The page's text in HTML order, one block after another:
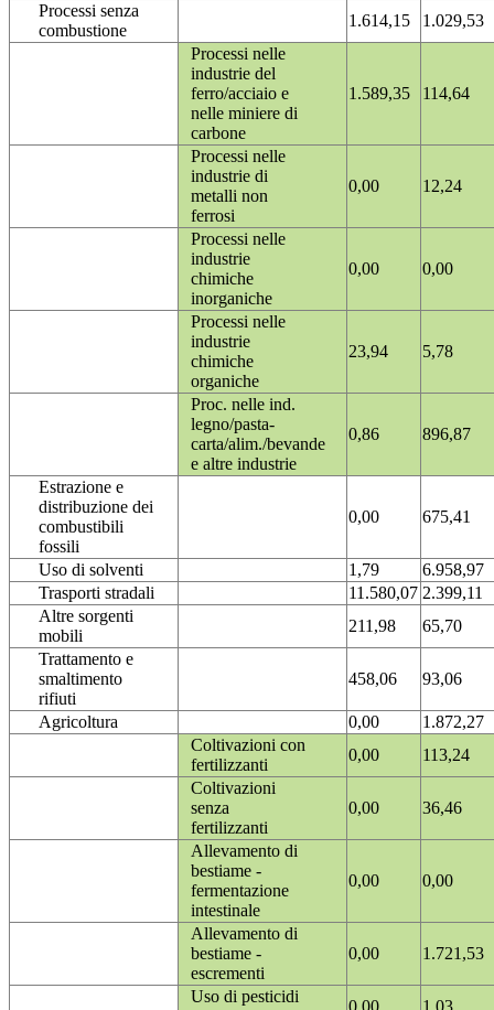
Processi senza
combustione
1.614,15
1.029,53
Processi nelle
industrie del
ferro/acciaio e
nelle miniere di
carbone
1.589,35 114,64
Processi nelle
industrie di
metalli non
ferrosi
0,00 12,24
Processi nelle
industrie
chimiche
inorganiche
0,00 0,00
Processi nelle
industrie
chimiche
organiche
23,94 5,78
Proc. nelle ind.
legno/pasta-
carta/alim./bevande
e altre industrie
0,86 896,87
Estrazione e
distribuzione dei
combustibili
fossili
0,00 675,41
Uso di solventi 1,79
6.958,97
Trasporti stradali
11.580,07 2.399,11
Altre sorgenti
mobili
211,98
65,70
Trattamento e
smaltimento
rifiuti
458,06 93,06
Agricoltura 0,00
1.872,27
Coltivazioni con
fertilizzanti
0,00
113,24
Coltivazioni
senza
fertilizzanti
0,00 36,46
Allevamento di
bestiame -
fermentazione
intestinale
0,00 0,00
Allevamento di
bestiame -
escrementi
0,00 1.721,53
Uso di pesticidi